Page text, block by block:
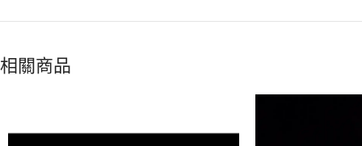
相關商品